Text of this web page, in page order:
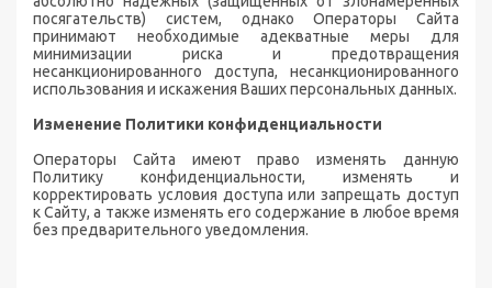
посягательств) систем, однако Операторы Сайта
принимают необходимые адекватные меры для
минимизации риска и предотвращения
несанкционированного доступа, несанкционированного
использования и искажения Ваших персональных данных.
Изменение Политики конфиденциальности
Операторы Сайта имеют право изменять данную
Политику конфиденциальности, изменять и
корректировать условия доступа или запрещать доступ
к Сайту, а также изменять его содержание в любое время
без предварительного уведомления.